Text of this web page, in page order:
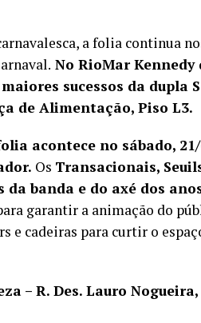
a folia continua
No RioMar
sucessos da dupla
de Alimentação, Piso L3.
acontece no sábado,
Os Transacionais,
banda e do axé dos
garantir a animação do
e cadeiras para curtir o
– R. Des. Lauro Nogueira,